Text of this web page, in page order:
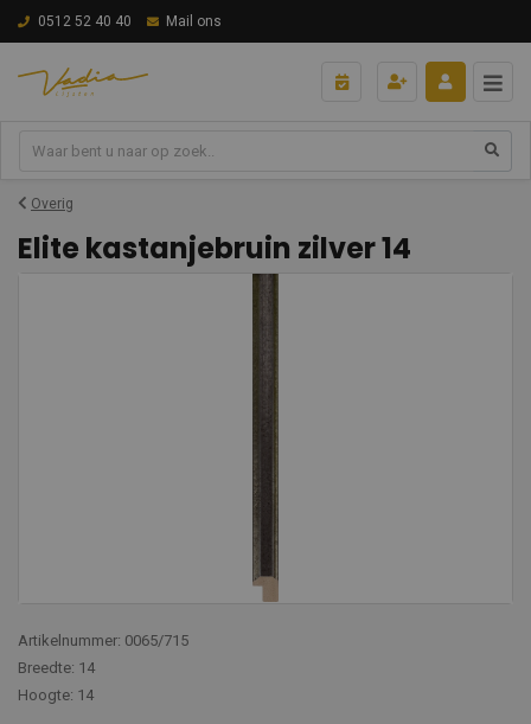
0512 52 40 40 Mail ons
Overig
Elite kastanjebruin zilver 14
Artikelnummer: 0065/715
Breedte: 14
Hoogte: 14